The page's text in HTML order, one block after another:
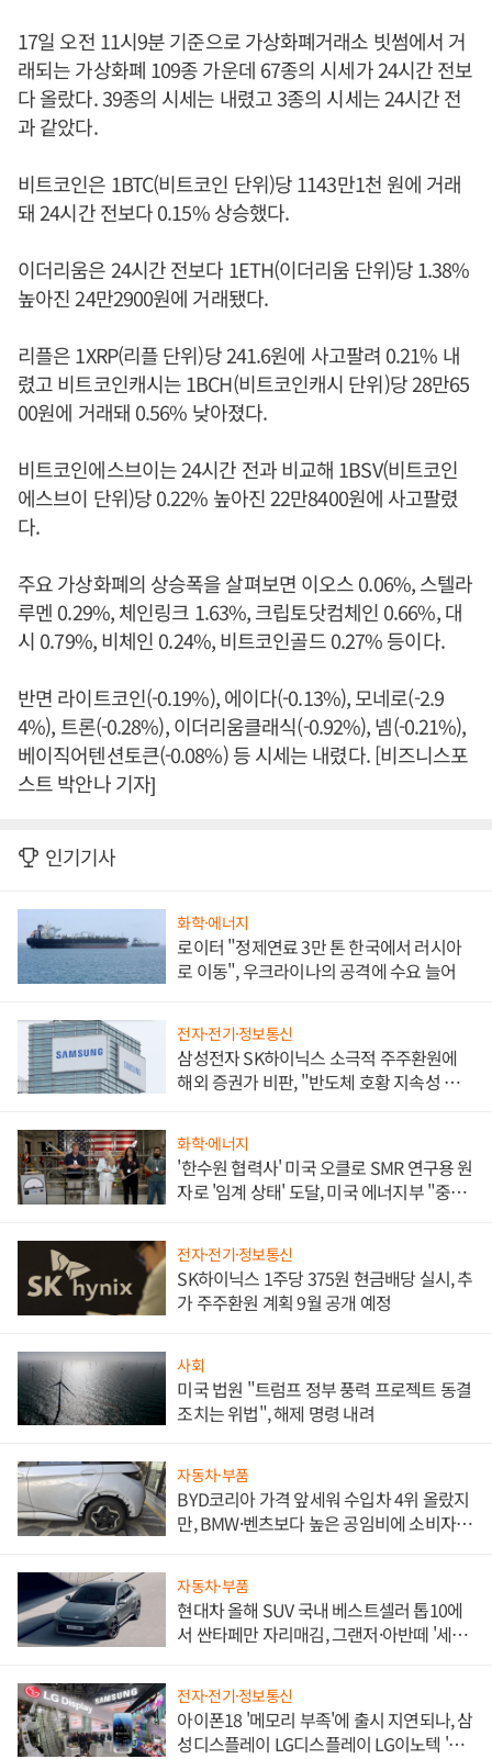
17일 오전 11시9분 기준으로 가상화폐거래소 빗썸에서 거
래되는 가상화폐 109종 가운데 67종의 시세가 24시간 전보
다 올랐다. 39종의 시세는 내렸고 3종의 시세는 24시간 전
과 같았다.
비트코인은 1BTC(비트코인 단위)당 1143만1천 원에 거래
돼 24시간 전보다 0.15% 상승했다.
이더리움은 24시간 전보다 1ETH(이더리움 단위)당 1.38%
높아진 24만2900원에 거래됐다.
리플은 1XRP(리플 단위)당 241.6원에 사고팔려 0.21% 내
렸고 비트코인캐시는 1BCH(비트코인캐시 단위)당 28만65
00원에 거래돼 0.56% 낮아졌다.
비트코인에스브이는 24시간 전과 비교해 1BSV(비트코인
에스브이 단위)당 0.22% 높아진 22만8400원에 사고팔렸
다.
주요 가상화폐의 상승폭을 살펴보면 이오스 0.06%, 스텔라
루멘 0.29%, 체인링크 1.63%, 크립토닷컴체인 0.66%, 대
시 0.79%, 비체인 0.24%, 비트코인골드 0.27% 등이다.
반면 라이트코인(-0.19%), 에이다(-0.13%), 모네로(-2.9
4%), 트론(-0.28%), 이더리움클래식(-0.92%), 넴(-0.21%),
베이직어텐션토큰(-0.08%) 등 시세는 내렸다. [비즈니스포
스트 박안나 기자]
인기기사
화학·에너지
로이터 "정제연료 3만 톤 한국에서 러시아
로 이동", 우크라이나의 공격에 수요 늘어
전자·전기·정보통신
삼성전자 SK하이닉스 소극적 주주환원에
해외 증권가 비판, "반도체 호황 지속성 의
화학·에너지
'한수원 협력사' 미국 오클로 SMR 연구용 원
자로 '임계 상태' 도달, 미국 에너지부 "중요
전자·전기·정보통신
SK하이닉스 1주당 375원 현금배당 실시, 추
가 주주환원 계획 9월 공개 예정
사회
미국 법원 "트럼프 정부 풍력 프로젝트 동결
조치는 위법", 해제 명령 내려
자동차·부품
BYD코리아 가격 앞세워 수입차 4위 올랐지
만, BMW·벤츠보다 높은 공임비에 소비자
자동차·부품
현대차 올해 SUV 국내 베스트셀러 톱10에
서 싼타페만 자리매김, 그랜저·아반떼 '세단
전자·전기·정보통신
아이폰18 '메모리 부족'에 출시 지연되나, 삼
성디스플레이 LG디스플레이 LG이노텍 '탈